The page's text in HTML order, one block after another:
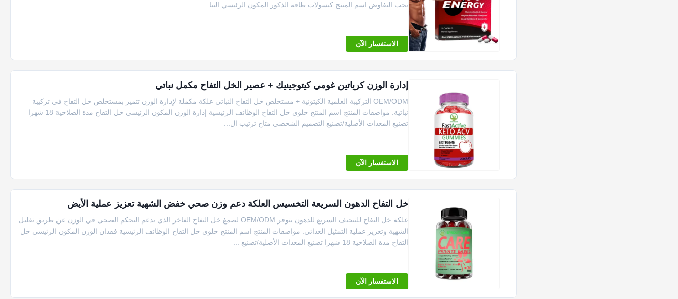
يجب التفاوض اسم المنتج كبسولات طاقة الذكور المكون الرئيسي النيا...
الاستفسار الآن
إدارة الوزن كرياتين غومي كيتوجينيك + عصير الخل التفاح مكمل نباتي
OEM/ODM التركيبة العلمية الكيتونية + مستخلص خل التفاح النباتي علكة مكملة لإدارة الوزن تتميز بمستخلص خل التفاح في تركيبة
نباتية. مواصفات المنتج اسم المنتج حلوى خل التفاح الوظائف الرئيسية إدارة الوزن المكون الرئيسي خل التفاح مدة الصلاحية 18 شهرا
تصنيع المعدات الأصلية/تصنيع التصميم الشخصي متاح ترتيب ال...
الاستفسار الآن
خل التفاح الدهون السريعة التخسيس العلكة دعم وزن صحي خفض الشهية تعزيز عملية الأيض
علكة خل التفاح للتنحيف السريع للدهون يتوفر OEM/ODM لصمغ خل التفاح الفاخر الذي يدعم التحكم الصحي في الوزن عن طريق تقليل
الشهية وتعزيز عملية التمثيل الغذائي. مواصفات المنتج اسم المنتج حلوى خل التفاح الوظائف الرئيسية فقدان الوزن المكون الرئيسي خل
التفاح مدة الصلاحية 18 شهرا تصنيع المعدات الأصلية/تصنيع ...
الاستفسار الآن